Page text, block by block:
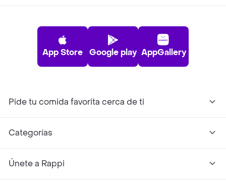
App Store Google play AppGallery
Pide tu comida favorita cerca de ti
Categorías
Únete a Rappi